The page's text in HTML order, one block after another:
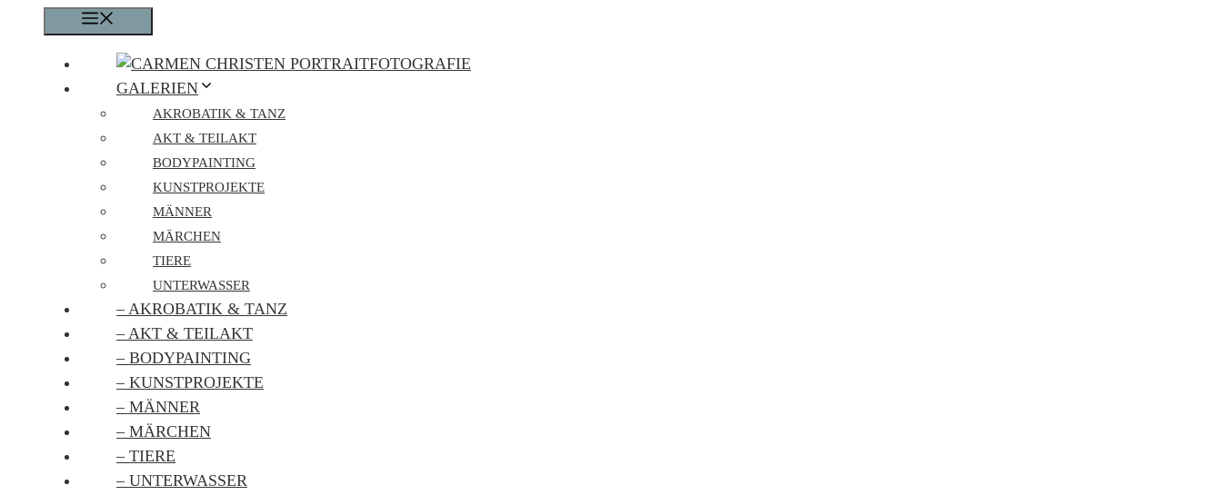
GALERIEN
AKROBATIK & TANZ
AKT & TEILAKT
BODYPAINTING
KUNSTPROJEKTE
MÄNNER
MÄRCHEN
TIERE
UNTERWASSER
– AKROBATIK & TANZ
– AKT & TEILAKT
– BODYPAINTING
– KUNSTPROJEKTE
– MÄNNER
– MÄRCHEN
– TIERE
– UNTERWASSER